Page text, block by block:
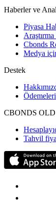
Haberler ve
Piyasa
Cbonds
Medya
Destek
CBONDS OLD
Tahvil